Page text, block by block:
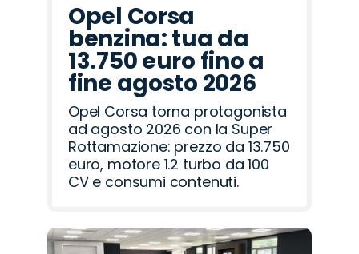
Opel Corsa
benzina: tua da
13.750 euro fino a
fine agosto 2026
Opel Corsa torna protagonista
ad agosto 2026 con la Super
Rottamazione: prezzo da 13.750
euro, motore 1.2 turbo da 100
CV e consumi contenuti.